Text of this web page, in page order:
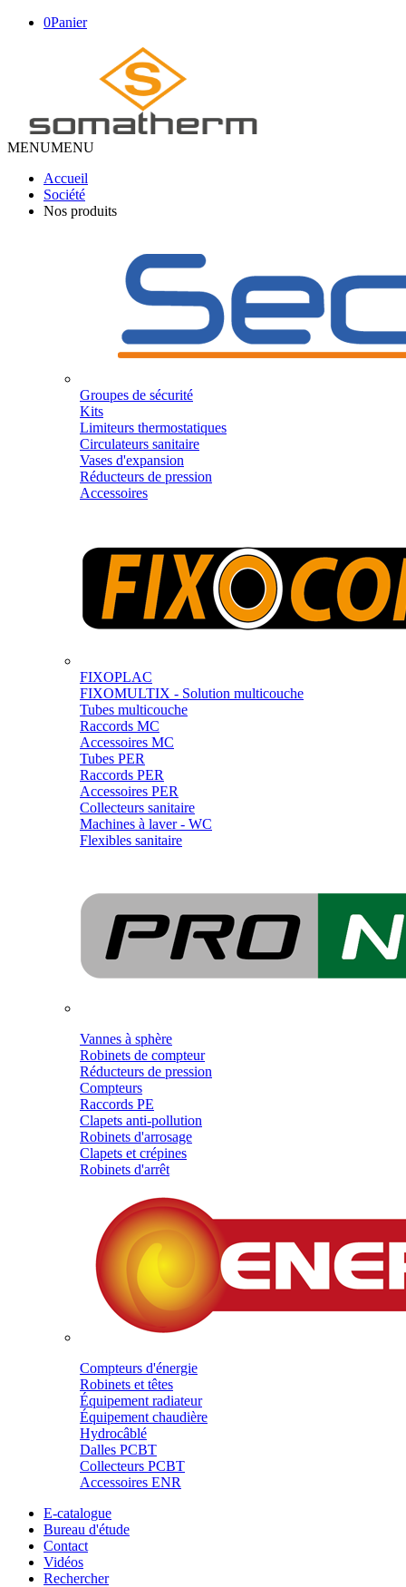
0Panier
MENUMENU
Accueil
Société
Nos produits
Groupes de sécurité
Kits
Limiteurs thermostatiques
Circulateurs sanitaire
Vases d'expansion
Réducteurs de pression
Accessoires
FIXOPLAC
FIXOMULTIX - Solution multicouche
Tubes multicouche
Raccords MC
Accessoires MC
Tubes PER
Raccords PER
Accessoires PER
Collecteurs sanitaire
Machines à laver - WC
Flexibles sanitaire
Vannes à sphère
Robinets de compteur
Réducteurs de pression
Compteurs
Raccords PE
Clapets anti-pollution
Robinets d'arrosage
Clapets et crépines
Robinets d'arrêt
Compteurs d'énergie
Robinets et têtes
Équipement radiateur
Équipement chaudière
Hydrocâblé
Dalles PCBT
Collecteurs PCBT
Accessoires ENR
E-catalogue
Bureau d'étude
Contact
Vidéos
Rechercher